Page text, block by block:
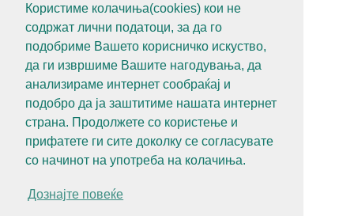
Користиме колачиња(cookies) кои не
содржат лични податоци, за да го
подобриме Вашето корисничко искуство,
да ги извршиме Вашите нагодувања, да
анализираме интернет сообраќај и
подобро да ја заштитиме нашата интернет
страна. Продолжете со користење и
прифатете ги сите доколку се согласувате
со начинот на употреба на колачиња.
Дознајте повеќе
1000 Скопје, Р.С.Македонија
+389 (0)2 3121 462
+389 (0)2 3121 462
diz@diz.gov.mk
СЛЕДЕТЕ НЕ